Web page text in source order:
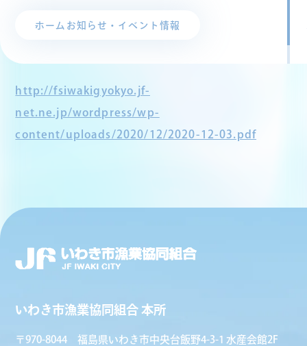
ホーム お知らせ・イベント情報
http://fsiwakigyokyo.jf-
net.ne.jp/wordpress/wp-
content/uploads/2020/12/2020-12-03.pdf
いわき市漁業協同組合 本所
〒970-8044 福島県いわき市中央台飯野4-3-1 水産会館2F